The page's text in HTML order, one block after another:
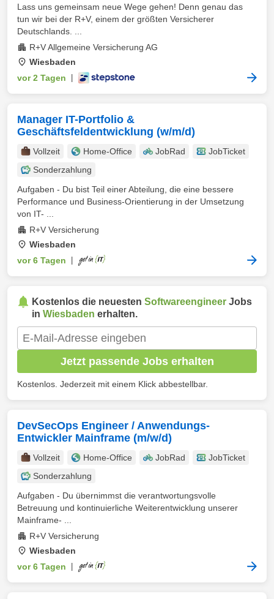
Lass uns gemeinsam neue Wege gehen! Denn genau das
tun wir bei der R+V, einem der größten Versicherer
Deutschlands. ...
R+V Allgemeine Versicherung AG
Wiesbaden
vor 2 Tagen
Manager IT-Portfolio &
Geschäftsfeldentwicklung (w/m/d)
Vollzeit Home-Office JobRad
JobTicket
Sonderzahlung
Aufgaben - Du bist Teil einer Abteilung, die eine bessere
Performance und Business-Orientierung in der Umsetzung
von IT- ...
R+V Versicherung
Wiesbaden
vor 6 Tagen
Kostenlos die neuesten Softwareengineer Jobs
in Wiesbaden erhalten.
Jetzt passende Jobs erhalten
Kostenlos. Jederzeit mit einem Klick abbestellbar.
DevSecOps Engineer / Anwendungs-
Entwickler Mainframe (m/w/d)
Vollzeit Home-Office JobRad
JobTicket
Sonderzahlung
Aufgaben - Du übernimmst die verantwortungsvolle
Betreuung und kontinuierliche Weiterentwicklung unserer
Mainframe- ...
R+V Versicherung
Wiesbaden
vor 6 Tagen